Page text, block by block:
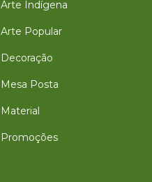
Arte Indígena
Arte Popular
Decoração
Mesa Posta
Material
Promoções